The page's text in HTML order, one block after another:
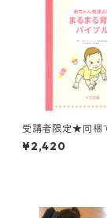
受講者限定★同梱
料無料 まるまる育
第2版 姿勢ケア
¥2,420